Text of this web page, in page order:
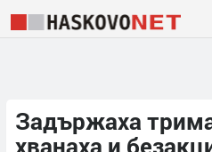
Задържаха
хванаха и